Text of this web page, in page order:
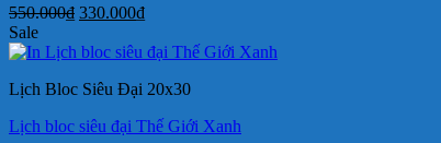
550.000₫ Giá
là:
330.000₫Giá
tại
330.000₫.
Sale
Lịch Bloc Siêu Đại 20x30
Lịch bloc siêu đại Thế Giới Xanh